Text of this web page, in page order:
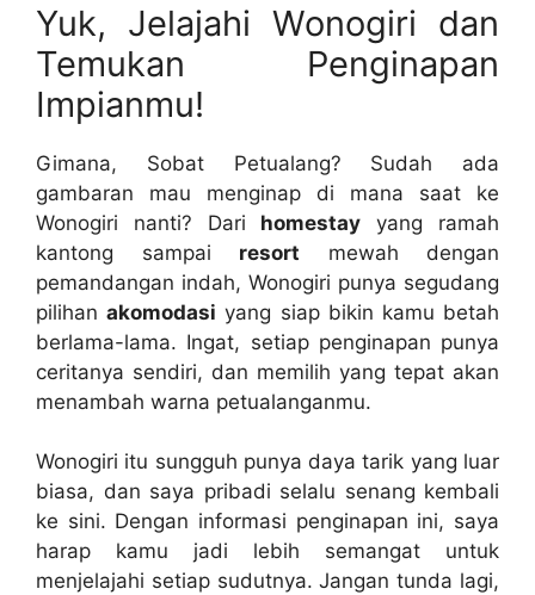
Yuk, Jelajahi Wonogiri dan
Temukan Penginapan
Impianmu!
Gimana, Sobat Petualang? Sudah ada
gambaran mau menginap di mana saat ke
Wonogiri nanti? Dari homestay yang ramah
kantong sampai resort mewah dengan
pemandangan indah, Wonogiri punya segudang
pilihanakomodasi yang siap bikin kamu betah
berlama-lama. Ingat, setiap penginapan punya
ceritanya sendiri, dan memilih yang tepat akan
menambah warna petualanganmu.
Wonogiri itu sungguh punya daya tarik yang luar
biasa, dan saya pribadi selalu senang kembali
ke sini. Dengan informasi penginapan ini, saya
harap kamu jadi lebih semangat untuk
menjelajahi setiap sudutnya. Jangan tunda lagi,